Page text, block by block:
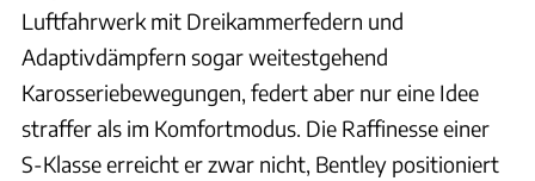
Luftfahrwerk mit Dreikammerfedern und
Adaptivdämpfern sogar weitestgehend
Karosseriebewegungen, federt aber nur eine Idee
straffer als im Komfortmodus. Die Raffinesse einer
S-Klasse erreicht er zwar nicht, Bentley positioniert